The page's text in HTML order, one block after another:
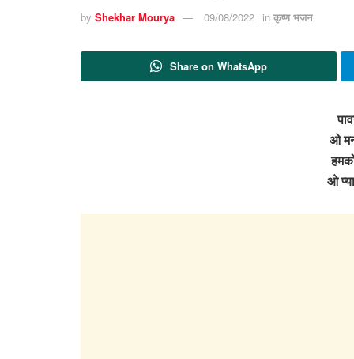
by Shekhar Mourya 09/08/2022 in कृष्ण भजन
Share on WhatsApp
ओ
ओ